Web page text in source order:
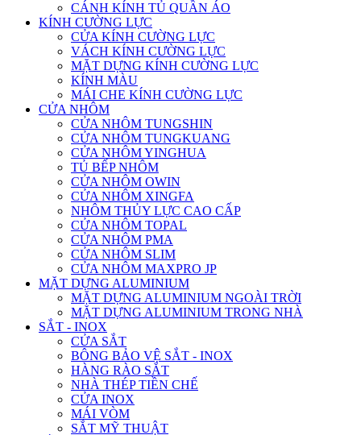
CÁNH KÍNH TỦ QUẦN ÁO
KÍNH CƯỜNG LỰC
CỬA KÍNH CƯỜNG LỰC
VÁCH KÍNH CƯỜNG LỰC
MẶT DỰNG KÍNH CƯỜNG LỰC
KÍNH MÀU
MÁI CHE KÍNH CƯỜNG LỰC
CỬA NHÔM
CỬA NHÔM TUNGSHIN
CỬA NHÔM TUNGKUANG
CỬA NHÔM YINGHUA
TỦ BẾP NHÔM
CỬA NHÔM OWIN
CỬA NHÔM XINGFA
NHÔM THỦY LỰC CAO CẤP
CỬA NHÔM TOPAL
CỬA NHÔM PMA
CỬA NHÔM SLIM
CỬA NHÔM MAXPRO JP
MẶT DỰNG ALUMINIUM
MẶT DỰNG ALUMINIUM NGOÀI TRỜI
MẶT DỰNG ALUMINIUM TRONG NHÀ
SẮT - INOX
CỬA SẮT
BÔNG BẢO VỆ SẮT - INOX
HÀNG RÀO SẮT
NHÀ THÉP TIỀN CHẾ
CỬA INOX
MÁI VÒM
SẮT MỸ THUẬT